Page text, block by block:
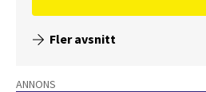
Fler avsnitt
ANNONS